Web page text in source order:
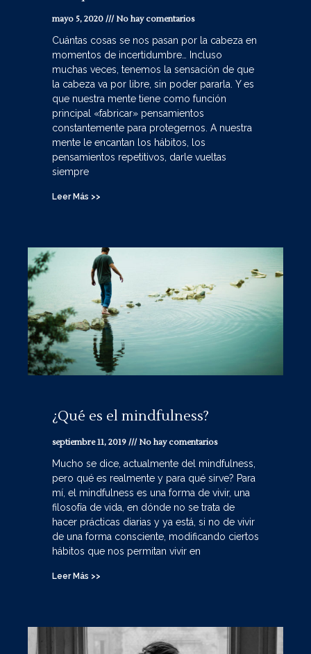
mayo 5, 2020 No hay comentarios
Cuántas cosas se nos pasan por la cabeza en
momentos de incertidumbre… Incluso
muchas veces, tenemos la sensación de que
la cabeza va por libre, sin poder pararla. Y es
que nuestra mente tiene como función
principal «fabricar» pensamientos
constantemente para protegernos. A nuestra
mente le encantan los hábitos, los
pensamientos repetitivos, darle vueltas
siempre
Leer Más >>
¿Qué es el mindfulness?
septiembre 11, 2019 No hay comentarios
Mucho se dice, actualmente del mindfulness,
pero qué es realmente y para qué sirve? Para
mí, el mindfulness es una forma de vivir, una
filosofía de vida, en dónde no se trata de
hacer prácticas diarias y ya está, si no de vivir
de una forma consciente, modificando ciertos
hábitos que nos permitan vivir en
Leer Más >>